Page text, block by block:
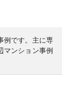
です。 主に専
マンション事例